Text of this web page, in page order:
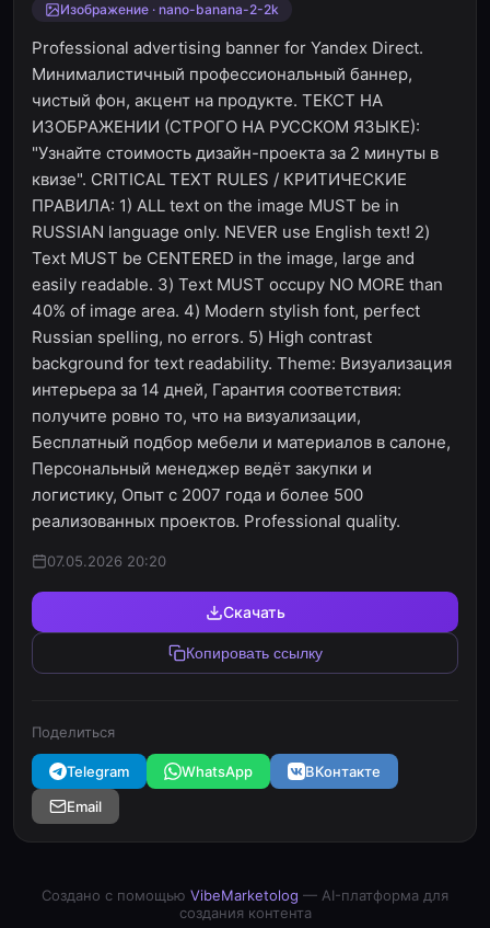
Изображение · nano-banana-2-2k
Professional advertising banner for Yandex Direct.
Минималистичный профессиональный баннер,
чистый фон, акцент на продукте. ТЕКСТ НА
ИЗОБРАЖЕНИИ (СТРОГО НА РУССКОМ ЯЗЫКЕ):
"Узнайте стоимость дизайн-проекта за 2 минуты в
квизе". CRITICAL TEXT RULES / КРИТИЧЕСКИЕ
ПРАВИЛА: 1) ALL text on the image MUST be in
RUSSIAN language only. NEVER use English text! 2)
Text MUST be CENTERED in the image, large and
easily readable. 3) Text MUST occupy NO MORE than
40% of image area. 4) Modern stylish font, perfect
Russian spelling, no errors. 5) High contrast
background for text readability. Theme: Визуализация
интерьера за 14 дней, Гарантия соответствия:
получите ровно то, что на визуализации,
Бесплатный подбор мебели и материалов в салоне,
Персональный менеджер ведёт закупки и
логистику, Опыт с 2007 года и более 500
реализованных проектов. Professional quality.
07.05.2026 20:20
Скачать
Копировать ссылку
Поделиться
Telegram WhatsApp
ВКонтакте
Email
Создано с помощью VibeMarketolog — AI-платформа для
создания контента